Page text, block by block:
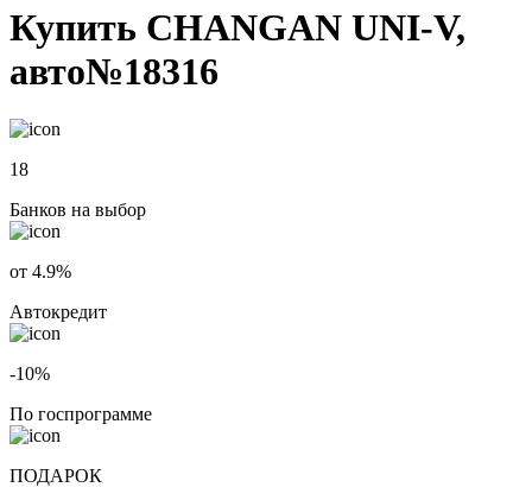
Купить CHANGAN UNI-V,
авто№18316
18
Банков на выбор
от 4.9%
Автокредит
-10%
По госпрограмме
ПОДАРОК